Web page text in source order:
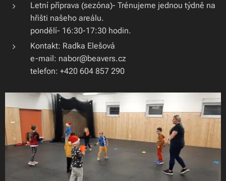
Letní příprava (sezóna)- Trénujeme jednou týdně na
hřišti našeho areálu.
pondělí- 16:30-17:30 hodin.
Kontakt: Radka Elešová
e-mail: nabor@beavers.cz
telefon: +420 604 857 290